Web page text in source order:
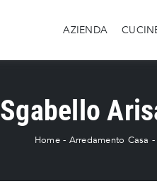
AZIENDA
Sgabello
Home- Arredamento Casa -